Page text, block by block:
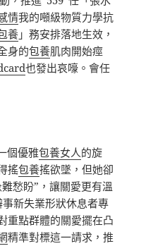
情我的噸級物質力學抗
養 」務安排落地生效，
身的包養肌肉開始痙
也發出哀嚎。會任
個優雅包養女人的旋
搖包養搖欲墜，但她卻
愁盼”，讓關愛更有溫
新失業形狀休息者專
重點群體的關愛擺在凸
精準對標這一請求，推